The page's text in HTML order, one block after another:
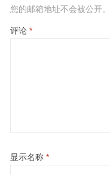
您的邮箱地址不会被公开。
评论 *
显示名称 *